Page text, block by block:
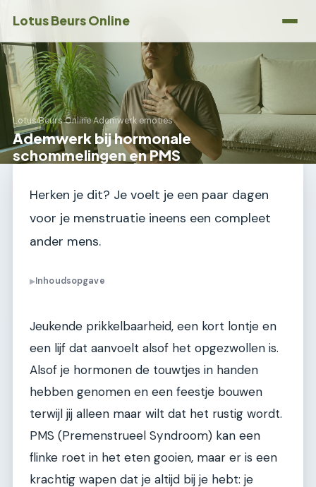
Lotus Beurs Online
Lotus Beurs Online›Ademwerk emoties
Ademwerk bij hormonale
schommelingen en PMS
Herken je dit? Je voelt je een paar dagen
voor je menstruatie ineens een compleet
ander mens.
▶Inhoudsopgave
Jeukende prikkelbaarheid, een kort lontje en
een lijf dat aanvoelt alsof het opgezwollen is.
Alsof je hormonen de touwtjes in handen
hebben genomen en een feestje bouwen
terwijl jij alleen maar wilt dat het rustig wordt.
PMS (Premenstrueel Syndroom) kan een
flinke roet in het eten gooien, maar er is een
krachtig wapen dat je altijd bij je hebt: je